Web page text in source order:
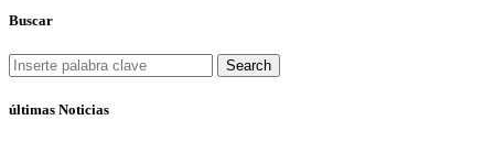
Buscar
Search
últimas Noticias